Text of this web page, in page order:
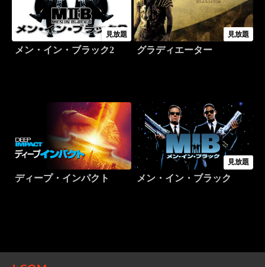
見放題
メン・イン・ブラック2
見放題
グラディエーター
ディープ・インパクト
見放題
メン・イン・ブラック